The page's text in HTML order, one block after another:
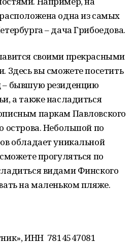
одна из самых
– дача Грибоедова.
своими прекрасными
Здесь вы сможете посетить
бывшую резиденцию
а также насладиться
паркам Павловского
острова. Небольшой по
обладает уникальной
прогуляться по
видами Финского
на маленьком пляже.
ИНН 7814547081